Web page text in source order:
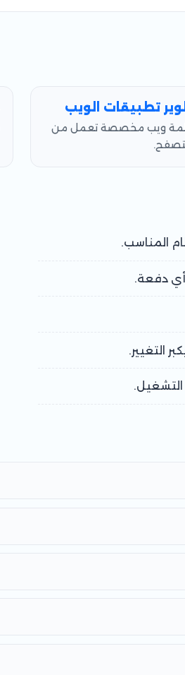
تطبيقات الويب
ويب مخصصة تعمل من
المناسب.
دفعة.
التغيير.